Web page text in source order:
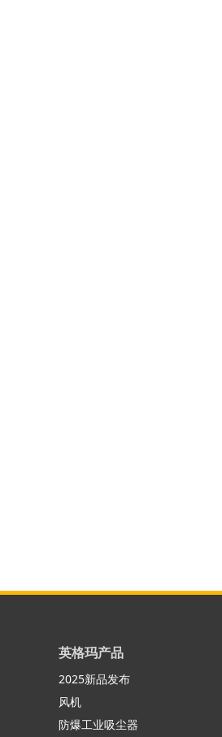
英格玛产品
2025新品发布
风机
防爆工业吸尘器